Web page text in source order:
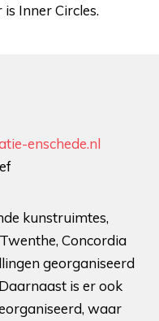
Inner Circles.
enschede.nl
kunstruimtes,
Concordia
georganiseerd
is er ook
waar